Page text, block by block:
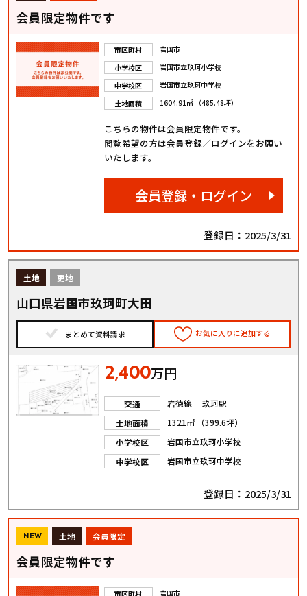
会員限定物件です
市区町村
岩国市
小学校区
岩国市立玖珂小学校
中学校区
岩国市立玖珂中学校
土地面積
1604.91㎡ （485.48坪）
こちらの物件は会員限定物件です。
閲覧希望の方は会員登録／ログインをお願い
いたします。
会員登録・ログイン
登録日：2025/3/31
土地 更地
山口県岩国市玖珂町大田
まとめて資料請求 お気に入りに追加する
2,400万円
交通
岩徳線 玖珂駅
土地面積
1321㎡ （399.6坪）
小学校区
岩国市立玖珂小学校
中学校区
岩国市立玖珂中学校
登録日：2025/3/31
NEW 土地 会員限定
会員限定物件です
市区町村 岩国市